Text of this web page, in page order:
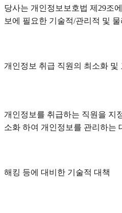
당사는 개인정보보호법 제29조
보에 필요한 기술적/관리적 및
개인정보 취급 직원의 최소화 및
개인정보를 취급하는 직원을 지
소화 하여 개인정보를 관리하는
해킹 등에 대비한 기술적 대책